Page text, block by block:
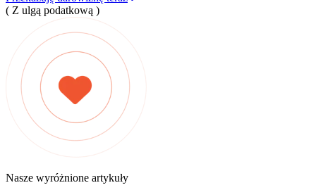
( Z ulgą podatkową )
Nasze wyróżnione artykuły